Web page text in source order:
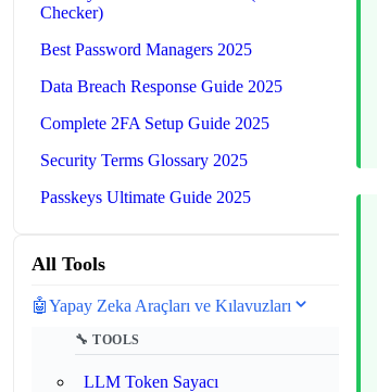
Checker)
Best Password Managers 2025
Data Breach Response Guide 2025
Complete 2FA Setup Guide 2025
Security Terms Glossary 2025
Passkeys Ultimate Guide 2025
All Tools
🤖Yapay Zeka Araçları ve Kılavuzları
🔧 TOOLS
LLM Token Sayacı